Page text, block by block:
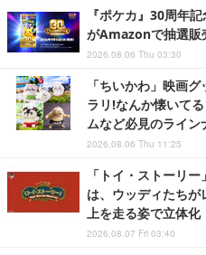
『ポケカ』30周年
がAmazonで抽選販
2026.08.06 Thu 03:30
「ちいかわ」映画
ラリ!なんか懐いて
ムなど必見のライン
2026.08.06 Thu 11:25
「トイ・ストーリ
は、ウッディたち
上を走る姿で立体化
2026.08.07 Fri 03:40